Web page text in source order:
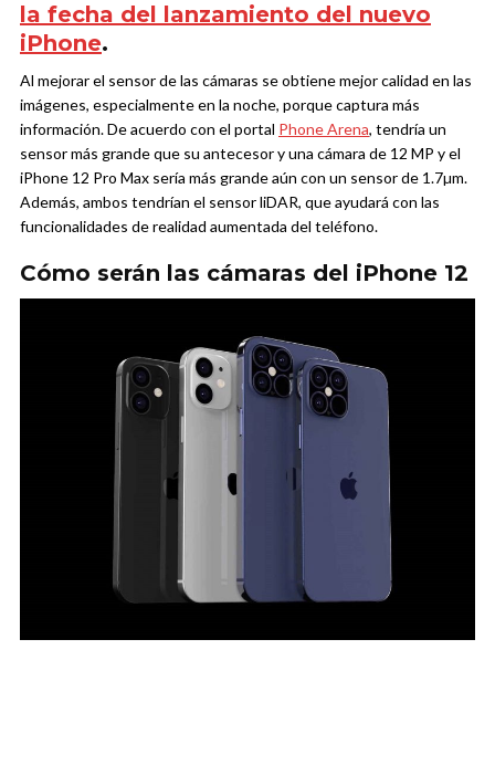
la fecha del lanzamiento del nuevo
iPhone.
Al mejorar el sensor de las cámaras se obtiene mejor calidad en las
imágenes, especialmente en la noche, porque captura más
información. De acuerdo con el portal Phone Arena, tendría un
sensor más grande que su antecesor y una cámara de 12 MP y el
iPhone 12 Pro Max sería más grande aún con un sensor de 1.7µm.
Además, ambos tendrían el sensor liDAR, que ayudará con las
funcionalidades de realidad aumentada del teléfono.
Cómo serán las cámaras del iPhone 12